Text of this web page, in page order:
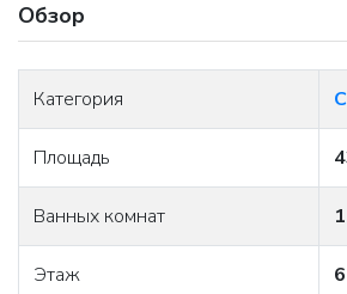
Обзор
Категория
Площадь
Ванных комнат 1
Этаж 6